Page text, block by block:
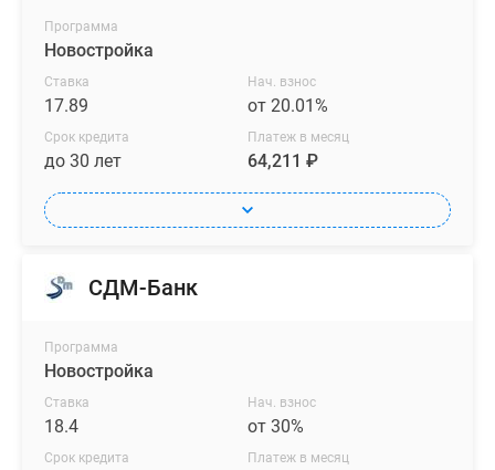
Программа
Новостройка
Ставка
17.89
Нач. взнос
от 20.01%
Срок кредита
до 30 лет
Платеж в месяц
64,211 ₽
СДМ-Банк
Программа
Новостройка
Ставка
18.4
Нач. взнос
от 30%
Срок кредита Платеж в месяц